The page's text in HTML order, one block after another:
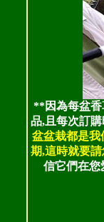
**因為每盆香
品,且每次訂
盆盆栽都是我
期,這時就要
信它們在您